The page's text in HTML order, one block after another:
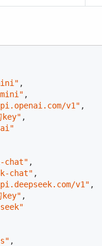
,
,
v1" ,
key" ,
chat" ,
chat" ,
v1" ,
key" ,
,